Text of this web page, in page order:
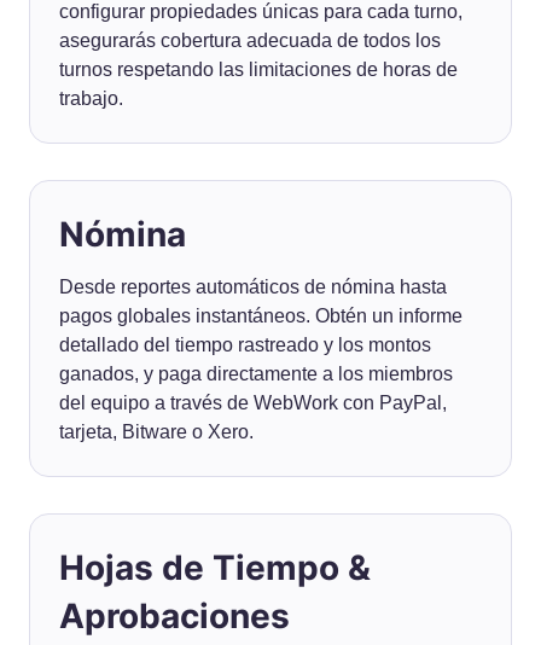
configurar propiedades únicas para cada turno,
asegurarás cobertura adecuada de todos los
turnos respetando las limitaciones de horas de
trabajo.
Nómina
Desde reportes automáticos de nómina hasta
pagos globales instantáneos. Obtén un informe
detallado del tiempo rastreado y los montos
ganados, y paga directamente a los miembros
del equipo a través de WebWork con PayPal,
tarjeta, Bitware o Xero.
Hojas de Tiempo &
Aprobaciones